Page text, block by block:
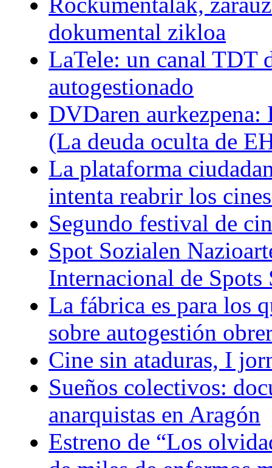
dokumental zikloa
LaTele: un canal TDT
autogestionado
DVDaren
(La deuda oculta de
La plataforma
intenta reabrir los
Segundo festival de
Spot Sozialen
Internacional de Spots
La fábrica es para los
sobre autogestión
Cine sin ataduras, I
Sueños colectivos:
anarquistas en Aragón
Estreno de “Los